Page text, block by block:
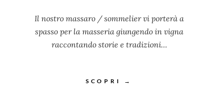
Il nostro massaro / sommelier vi porterà a
spasso per la masseria giungendo in vigna
raccontando storie e tradizioni…
SCOPRI →